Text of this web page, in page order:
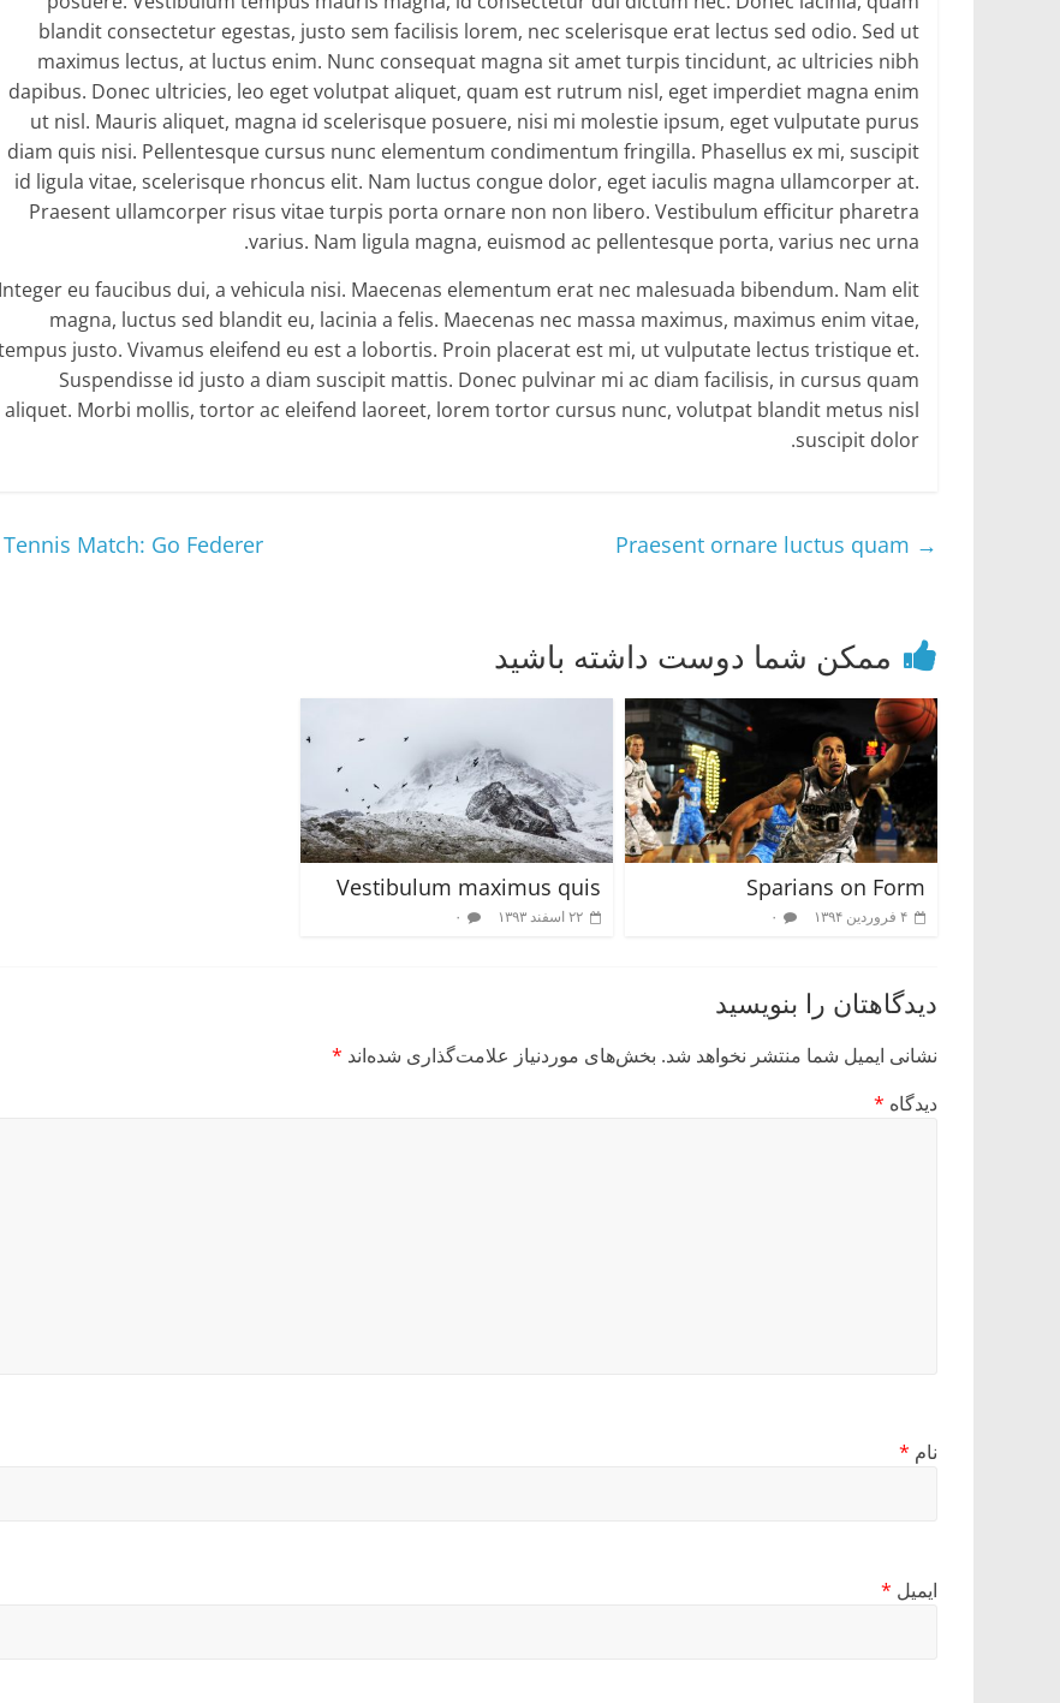
کالایی
بخری
blandit consectetur egestas, justo sem facilisis lorem, nec scelerisque erat lectus sed odio. Sed ut
maximus lectus, at luctus enim. Nunc consequat magna sit amet turpis tincidunt, ac ultricies nibh
dapibus. Donec ultricies, leo eget volutpat aliquet, quam est rutrum nisl, eget imperdiet magna enim
ut nisl. Mauris aliquet, magna id scelerisque posuere, nisi mi molestie ipsum, eget vulputate purus
diam quis nisi. Pellentesque cursus nunc elementum condimentum fringilla. Phasellus ex mi, suscipit
id ligula vitae, scelerisque rhoncus elit. Nam luctus congue dolor, eget iaculis magna ullamcorper at.
Praesent ullamcorper risus vitae turpis porta ornare non non libero. Vestibulum efficitur pharetra
varius. Nam ligula magna, euismod ac pellentesque porta, varius nec urna.
Integer eu faucibus dui, a vehicula nisi. Maecenas elementum erat nec malesuada bibendum. Nam elit
magna, luctus sed blandit eu, lacinia a felis. Maecenas nec massa maximus, maximus enim vitae,
justo. Vivamus eleifend eu est a lobortis. Proin placerat est mi, ut vulputate lectus tristique et.
Suspendisse id justo a diam suscipit mattis. Donec pulvinar mi ac diam facilisis, in cursus quam
aliquet. Morbi mollis, tortor ac eleifend laoreet, lorem tortor cursus nunc, volutpat blandit metus nisl
suscipit dolor.
→
Tennis Match: Go Federer
ممکن شما دوست داشته باشید
Sparians on Form
۴ فروردین ۱۳۹۴ ۰
Vestibulum maximus quis
۲۲ اسفند ۱۳۹۳ ۰
دیدگاهتان را بنویسید
نشانی ایمیل شما منتشر نخواهد شد. بخش‌های موردنیاز علامت‌گذاری شده‌اند *
دیدگاه *
نام *
ایمیل *